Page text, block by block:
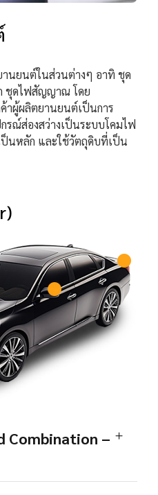
นยนต์ในส่วนต่างๆ อาทิ ชุด
ชุดไฟสัญญาณ โดย
ผู้ผลิตยานยนต์เป็นการ
รณ์ส่องสว่างเป็นระบบโคมไฟ
นหลัก และใช้วัตถุดิบที่เป็น
Combination –